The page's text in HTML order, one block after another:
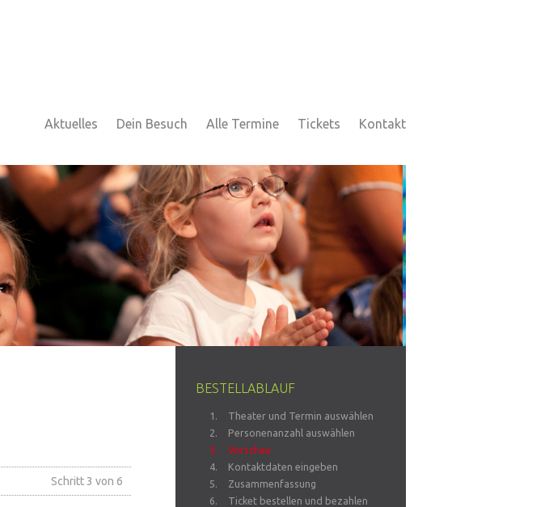
Aktuelles Dein Besuch Alle Termine Tickets Kontakt
Schritt 3 von 6
BESTELLABLAUF
Theater und Termin auswählen
Personenanzahl auswählen
Vorschau
Kontaktdaten eingeben
Zusammenfassung
Ticket bestellen und bezahlen